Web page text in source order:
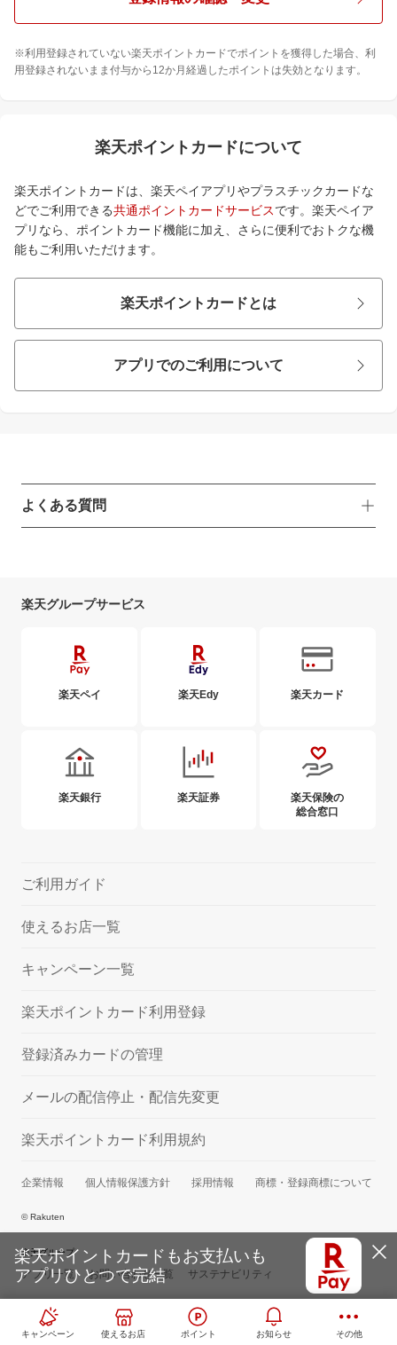
※利用登録されていない楽天ポイントカードでポイントを獲得した場合、利
用登録されないまま付与から12か月経過したポイントは失効となります。
楽天ポイントカードについて
楽天ポイントカードは、楽天ペイアプリやプラスチックカードな
どでご利用できる共通ポイントカードサービスです。楽天ペイア
プリなら、ポイントカード機能に加え、さらに便利でおトクな機
能もご利用いただけます。
楽天ポイントカードとは
アプリでのご利用について
よくある質問
楽天ポイントカード、Edy-楽天ポイントカード、楽
の違いを知りたい
ポイント数や有効期限はどこで確認できるのか知り
楽天グループサービス
楽天ペイ 楽天Edy 楽天カード
楽天銀行 楽天証券
楽天保険の
総合窓口
ご利用ガイド
使えるお店一覧
キャンペーン一覧
楽天ポイントカード利用登録
登録済みカードの管理
メールの配信停止・配信先変更
楽天ポイントカード利用規約
企業情報 個人情報保護方針 採用情報 商標・登録商標について
© Rakuten
楽天グループ
アプリ一覧 お問い合わせ一覧 サステナビリティ
楽天ポイントカードもお支払いも
アプリひとつで完結
キャンペーン 使えるお店 ポイント お知らせ その他